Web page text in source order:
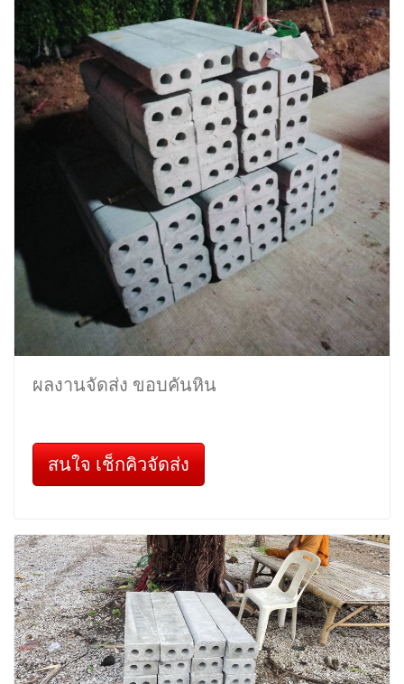
ผลงานจัดส่ง ขอบคันหิน
สนใจ เช็กคิวจัดส่ง